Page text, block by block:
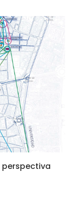
perspectiva